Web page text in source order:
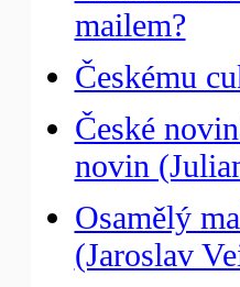
mailem?
Českému
České
novin
Osamělý
(Jaroslav